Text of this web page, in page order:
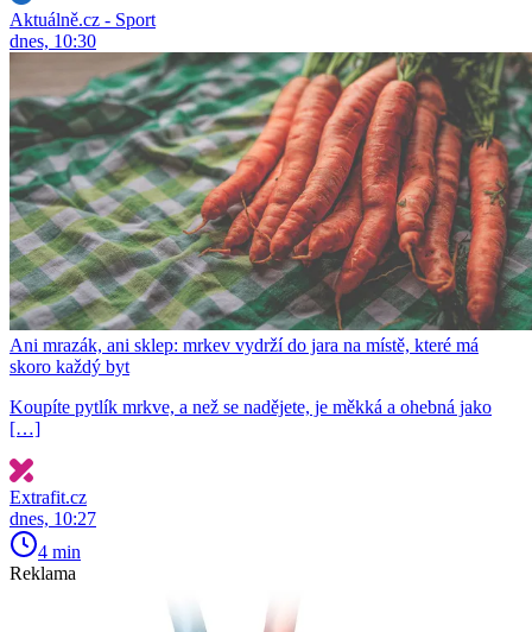
Aktuálně.cz - Sport
dnes, 10:30
Ani mrazák, ani sklep: mrkev vydrží do jara na místě, které má
skoro každý byt
Koupíte pytlík mrkve, a než se nadějete, je měkká a ohebná jako
[…]
Extrafit.cz
dnes, 10:27
4 min
Reklama